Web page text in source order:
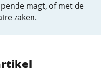
magt, of met de
zaken.